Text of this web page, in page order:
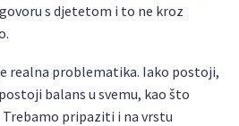
s djetetom i to ne kroz
realna problematika. Iako postoji,
balans u svemu, kao što
pripaziti i na vrstu